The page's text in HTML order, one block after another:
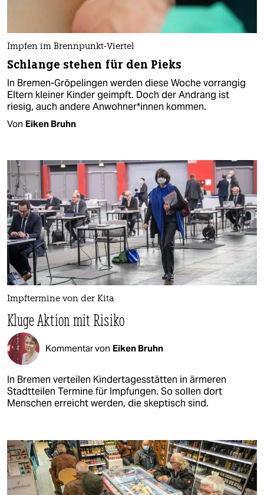
Impfen im Brennpunkt-Viertel
Schlange stehen für den Pieks
In Bremen-Gröpelingen werden diese Woche vorrangig
Eltern kleiner Kinder geimpft. Doch der Andrang ist
riesig, auch andere An­woh­ne­r*in­nen kommen.
Von Eiken Bruhn
Impftermine von der Kita
Kluge Aktion mit Risiko
Kommentar von Eiken Bruhn
In Bremen verteilen Kindertagesstätten in ärmeren
Stadtteilen Termine für Impfungen. So sollen dort
Menschen erreicht werden, die skeptisch sind.